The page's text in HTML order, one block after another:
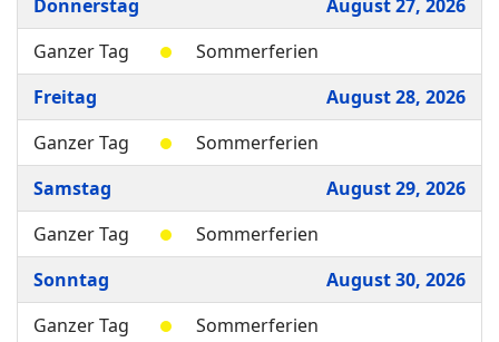
Donnerstag
August 27, 2026
Ganzer Tag
Sommerferien
Freitag
August 28, 2026
Ganzer Tag
Sommerferien
Samstag
August 29, 2026
Ganzer Tag
Sommerferien
Sonntag
August 30, 2026
Ganzer Tag
Sommerferien